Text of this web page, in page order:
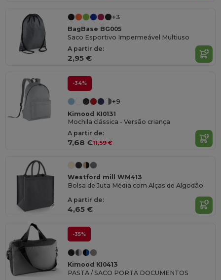
+3
BagBase BG005
Saco Esportivo Impermeável Multiuso
A partir de:
2,95 €
-34%
+9
Kimood KI0131
Mochila clássica - Versão criança
A partir de:
7,68 €11,59 €
Westford mill WM413
Bolsa de Juta Média com Alças de Algodão
A partir de:
4,65 €
-35%
Kimood KI0413
PASTA / SACO PORTA DOCUMENTOS